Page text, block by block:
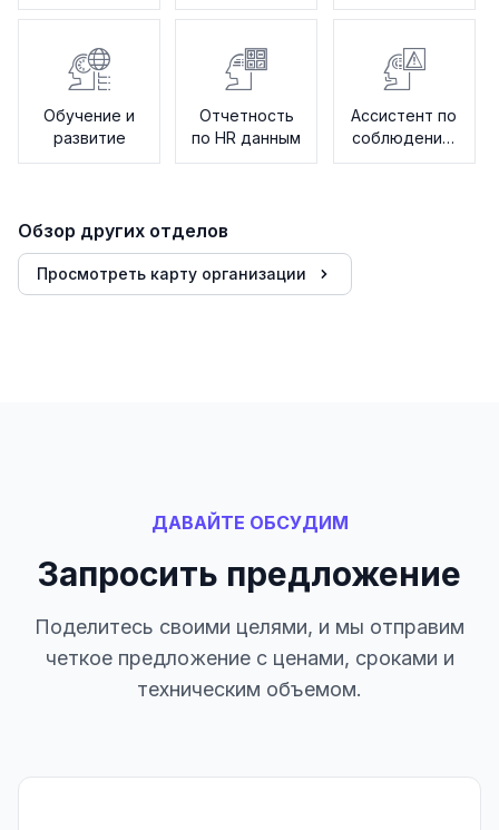
Обучение и
развитие
Отчетность
по HR данным
Ассистент по
соблюдению
норм
Обзор других отделов
Просмотреть карту организации
ДАВАЙТЕ ОБСУДИМ
Запросить предложение
Поделитесь своими целями, и мы отправим
четкое предложение с ценами, сроками и
техническим объемом.